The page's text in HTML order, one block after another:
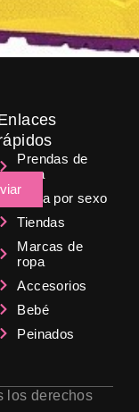
Prendas de
ropa
Ropa por sexo
Tiendas
Marcas de
ropa
Accesorios
Bebé
Peinados
los derechos